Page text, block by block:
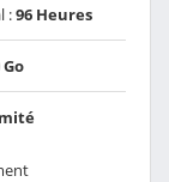
:96 Heures
Go